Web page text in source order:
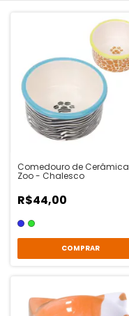
Comedouro de Cerâmica
Zoo - Chalesco
R$44,00
COMPRAR